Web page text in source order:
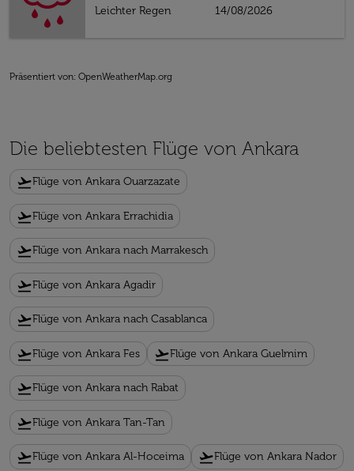
Leichter Regen
14/08/2026
Präsentiert von: OpenWeatherMap.org
Die beliebtesten Flüge von Ankara
flight_takeoffFlüge von Ankara Ouarzazate
flight_takeoffFlüge von Ankara Errachidia
flight_takeoffFlüge von Ankara nach Marrakesch
flight_takeoffFlüge von Ankara Agadir
flight_takeoffFlüge von Ankara nach Casablanca
flight_takeoffFlüge von Ankara Fes flight_takeoffFlüge von Ankara Guelmim
flight_takeoffFlüge von Ankara nach Rabat
flight_takeoffFlüge von Ankara Tan-Tan
flight_takeoffFlüge von Ankara Al-Hoceima flight_takeoffFlüge von Ankara Nador